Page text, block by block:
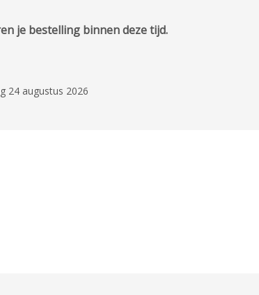
je bestelling binnen deze tijd.
24 augustus 2026